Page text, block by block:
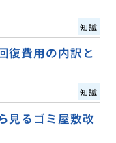
知識
復費用の内訳と
知識
見るゴミ屋敷改